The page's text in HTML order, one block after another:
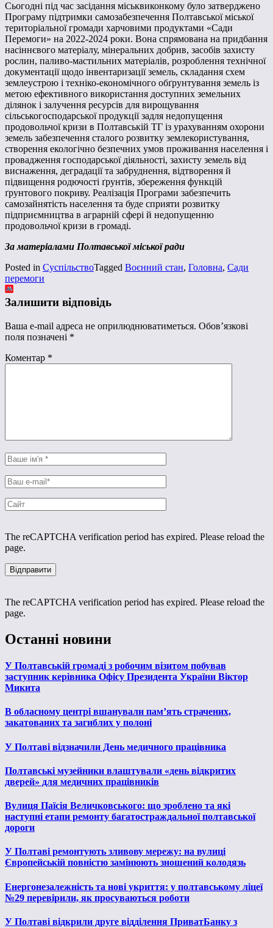
Сьогодні під час засідання міськвиконкому було затверджено
Програму підтримки самозабезпечення Полтавської міської
територіальної громади харчовими продуктами «Сади
Перемоги» на 2022-2024 роки. Вона спрямована на придбання
насіннєвого матеріалу, мінеральних добрив, засобів захисту
рослин, паливо-мастильних матеріалів, розроблення технічної
документації щодо інвентаризації земель, складання схем
землеустрою і техніко-економічного обґрунтування земель із
метою ефективного використання доступних земельних
ділянок і залучення ресурсів для вирощування
сільськогосподарської продукції задля недопущення
продовольчої кризи в Полтавській ТГ із урахуванням охорони
земель забезпечення сталого розвитку землекористування,
створення екологічно безпечних умов проживання населення і
провадження господарської діяльності, захисту земель від
виснаження, деградації та забруднення, відтворення й
підвищення родючості ґрунтів, збереження функцій
ґрунтового покриву. Реалізація Програми забезпечить
самозайнятість населення та буде сприяти розвитку
підприємництва в аграрній сфері й недопущенню
продовольчої кризи в громаді.
За матеріалами Полтавської міської ради
Posted in СуспільствоTagged Воєнний стан, Головна, Сади
перемоги
Залишити відповідь
Ваша e-mail адреса не оприлюднюватиметься. Обов’язкові
поля позначені *
Коментар *
The reCAPTCHA verification period has expired. Please reload the
page.
The reCAPTCHA verification period has expired. Please reload the
page.
Останні новини
У Полтавській громаді з робочим візитом побував
заступник керівника Офісу Президента України Віктор
Микита
В обласному центрі вшанували пам’ять страчених,
закатованих та загиблих у полоні
У Полтаві відзначили День медичного працівника
Полтавські музейники влаштували «день відкритих
дверей» для медичних працівників
Вулиця Паїсія Величковського: що зроблено та які
наступні етапи ремонту багатостраждальної полтавської
дороги
У Полтаві ремонтують зливову мережу: на вулиці
Європейській повністю замінюють зношений колодязь
Енергонезалежність та нові укриття: у полтавському ліцеї
№29 перевірили, як просуваються роботи
У Полтаві відкрили друге відділення ПриватБанку з